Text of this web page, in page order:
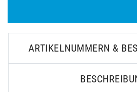
ARTIKELNUMMERN &